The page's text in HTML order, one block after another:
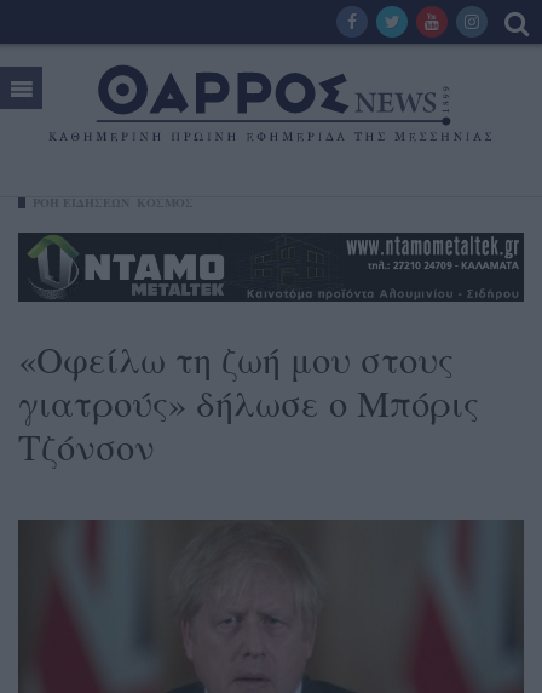
«Οφείλω τη ζωή μου στους
γιατρούς» δήλωσε ο Μπόρις
Τζόνσον